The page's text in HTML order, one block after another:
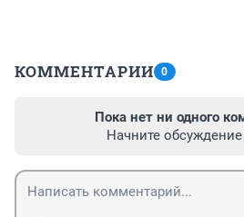
КОММЕНТАРИИ 0
Пока нет ни одного
Начните